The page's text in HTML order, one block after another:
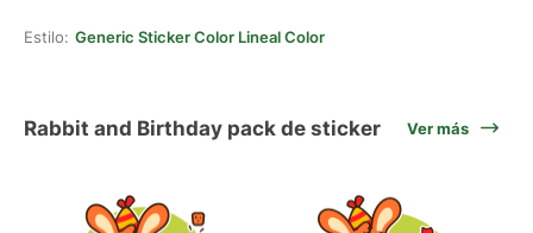
Estilo: Generic Sticker Color Lineal Color
Rabbit and Birthday pack de sticker Ver más